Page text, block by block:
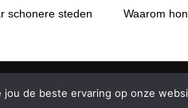
schonere steden Waarom
© Copyright
de beste ervaring op onze